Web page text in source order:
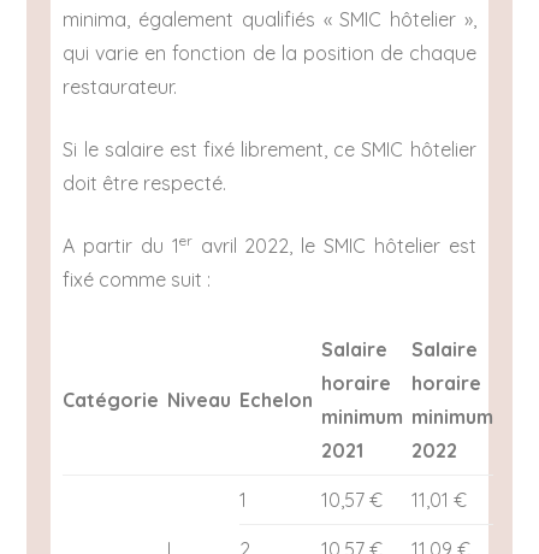
minima, également qualifiés « SMIC hôtelier »,
qui varie en fonction de la position de chaque
restaurateur.
Si le salaire est fixé librement, ce SMIC hôtelier
doit être respecté.
A partir du 1eravril 2022, le SMIC hôtelier est
fixé comme suit :
Catégorie Niveau Echelon
Salaire
horaire
minimum
2021
Salaire
horaire
minimum
2022
1 10,57 € 11,01 €